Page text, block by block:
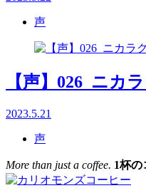
声
【声】026_ニカ
2023.5.21
声
More than just a coffee. 1杯の